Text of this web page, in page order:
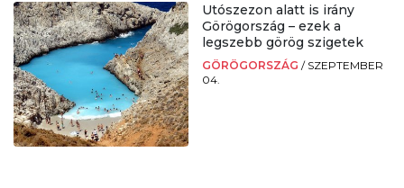
Utószezon alatt is irány
Görögország – ezek a
legszebb görög szigetek
GÖRÖGORSZÁG / SZEPTEMBER
04.